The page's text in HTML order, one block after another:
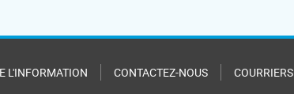
L'INFORMATION CONTACTEZ-NOUS